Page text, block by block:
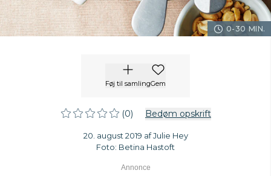
0-30 MIN.
Føj til samlingGem
(0) Bedøm opskrift
20. august 2019 af Julie Hey
Foto: Betina Hastoft